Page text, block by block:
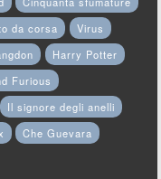
da corsa
Virus
Harry Potter
Furious
Il signore degli anelli
Che Guevara